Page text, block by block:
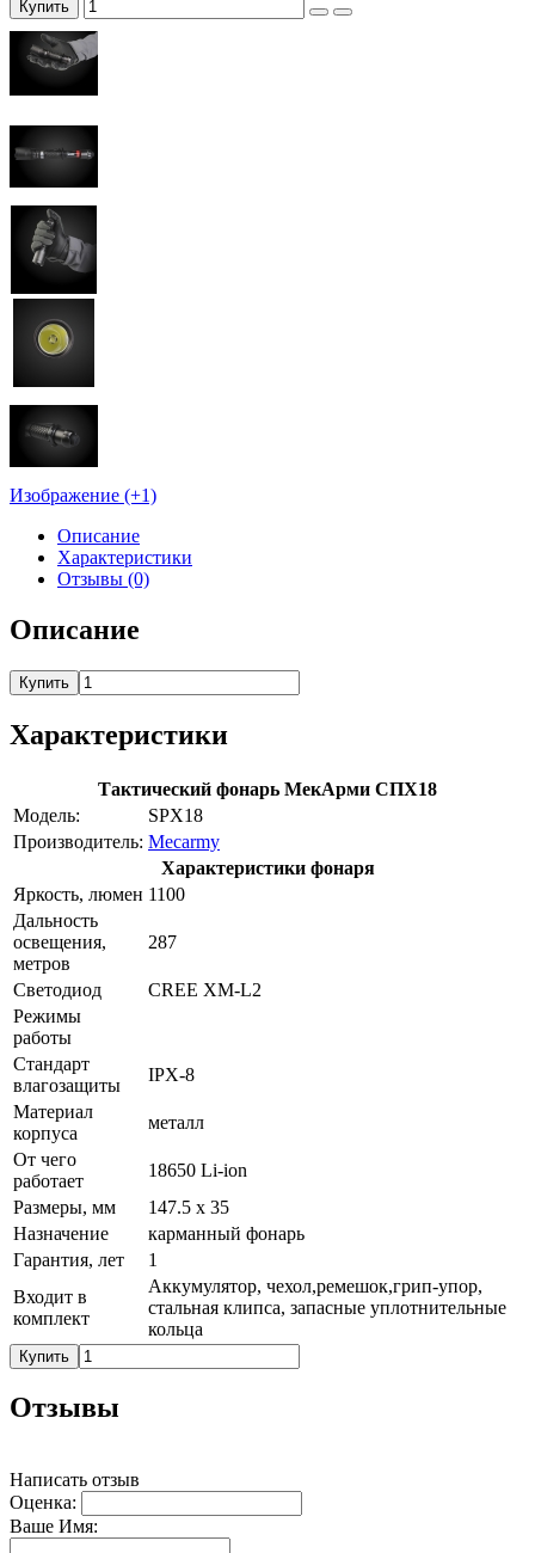
Купить
Изображение (+1)
Описание
Характеристики
Отзывы (0)
Описание
Купить
Характеристики
Тактический фонарь МекАрми СПХ18
Модель:
SPX18
Производитель: Mecarmy
Характеристики фонаря
Яркость, люмен 1100
Дальность
освещения,
метров
287
Светодиод
CREE XM-L2
Режимы
работы
Стандарт
влагозащиты
IPX-8
Материал
корпуса
металл
От чего
работает
18650 Li-ion
Размеры, мм
147.5 x 35
Назначение
карманный фонарь
Гарантия, лет
1
Входит в
комплект
Аккумулятор, чехол,ремешок,грип-упор,
стальная клипса, запасные уплотнительные
кольца
Купить
Отзывы
Написать отзыв
Оценка:
Ваше Имя: